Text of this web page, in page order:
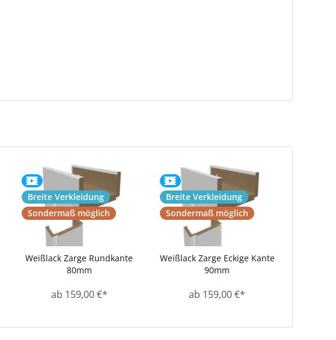
Breite Verkleidung
Sondermaß möglich
Weißlack Zarge Rundkante
80mm
ab 159,00 €*
Breite Verkleidung
Sondermaß möglich
Weißlack Zarge Eckige Kante
90mm
ab 159,00 €*